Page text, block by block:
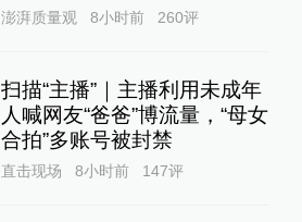
澎湃质量观 8小时前 260评
扫描“主播”｜主播利用未成年
人喊网友“爸爸”博流量，“母女
合拍”多账号被封禁
直击现场 8小时前 147评